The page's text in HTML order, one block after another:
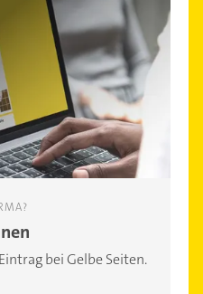
bei Gelbe Seiten.